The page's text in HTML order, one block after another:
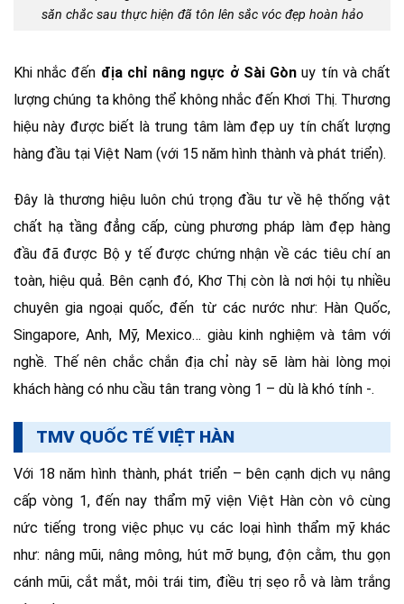
săn chắc sau thực hiện đã tôn lên sắc vóc đẹp hoàn hảo
Khi nhắc đến địa chỉ nâng ngực ở Sài Gònuy tín và chất
lượng chúng ta không thể không nhắc đến Khơi Thị. Thương
hiệu này được biết là trung tâm làm đẹp uy tín chất lượng
hàng đầu tại Việt Nam (với 15 năm hình thành và phát triển).
Đây là thương hiệu luôn chú trọng đầu tư về hệ thống vật
chất hạ tầng đẳng cấp, cùng phương pháp làm đẹp hàng
đầu đã được Bộ y tế được chứng nhận về các tiêu chí an
toàn, hiệu quả. Bên cạnh đó, Khơ Thị còn là nơi hội tụ nhiều
chuyên gia ngoại quốc, đến từ các nước như: Hàn Quốc,
Singapore, Anh, Mỹ, Mexico… giàu kinh nghiệm và tâm với
nghề. Thế nên chắc chắn địa chỉ này sẽ làm hài lòng mọi
khách hàng có nhu cầu tân trang vòng 1 – dù là khó tính -.
TMV QUỐC TẾ VIỆT HÀN
Với 18 năm hình thành, phát triển – bên cạnh dịch vụ nâng
cấp vòng 1, đến nay thẩm mỹ viện Việt Hàn còn vô cùng
nức tiếng trong việc phục vụ các loại hình thẩm mỹ khác
như: nâng mũi, nâng mông, hút mỡ bụng, độn cằm, thu gọn
cánh mũi, cắt mắt, môi trái tim, điều trị sẹo rỗ và làm trắng